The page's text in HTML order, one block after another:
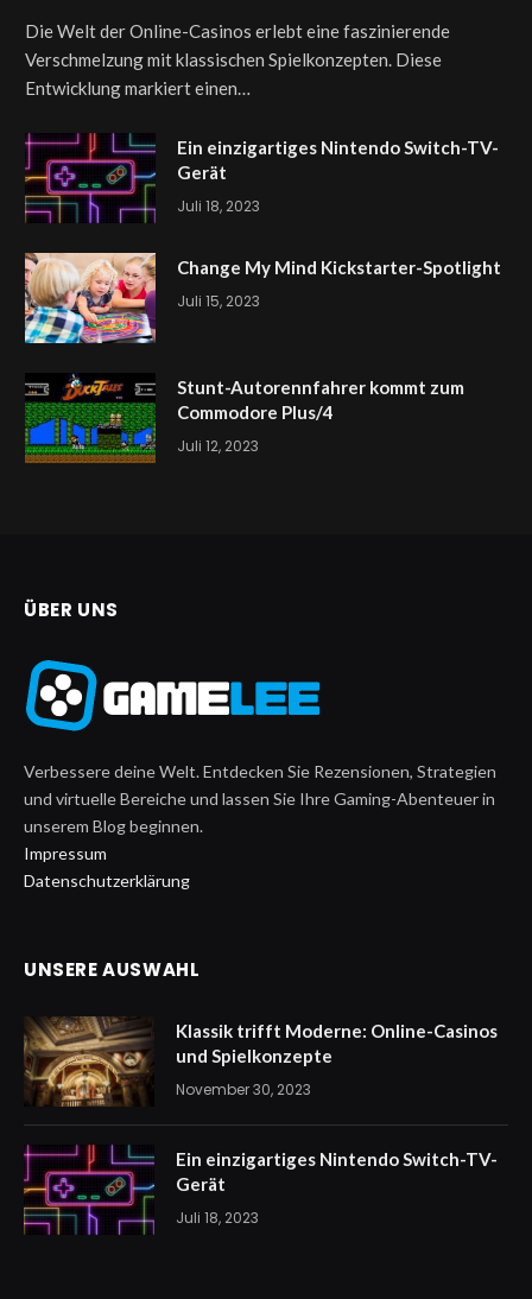
Die Welt der Online-Casinos erlebt eine faszinierende
Verschmelzung mit klassischen Spielkonzepten. Diese
Entwicklung markiert einen…
Ein einzigartiges Nintendo Switch-TV-
Gerät
Juli 18, 2023
Change My Mind Kickstarter-Spotlight
Juli 15, 2023
Stunt-Autorennfahrer kommt zum
Commodore Plus/4
Juli 12, 2023
ÜBER UNS
Verbessere deine Welt. Entdecken Sie Rezensionen, Strategien
und virtuelle Bereiche und lassen Sie Ihre Gaming-Abenteuer in
unserem Blog beginnen.
Impressum
Datenschutzerklärung
UNSERE AUSWAHL
Klassik trifft Moderne: Online-Casinos
und Spielkonzepte
November 30, 2023
Ein einzigartiges Nintendo Switch-TV-
Gerät
Juli 18, 2023